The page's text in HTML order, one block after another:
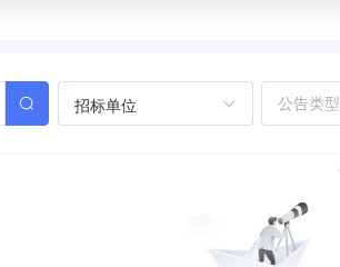
招标单位